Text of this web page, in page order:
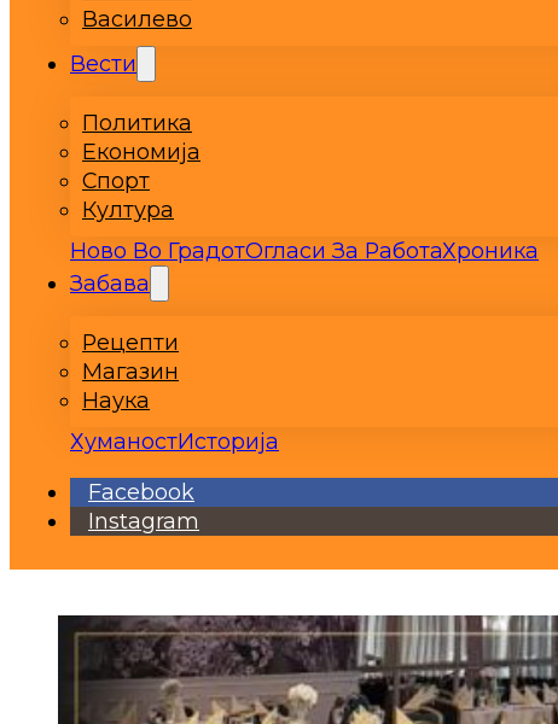
Василево
Вести
Политика
Економија
Спорт
Култура
Ново Во ГрадотОгласи За РаботаХроника
Забава
Рецепти
Магазин
Наука
ХуманостИсторија
Facebook
Instagram